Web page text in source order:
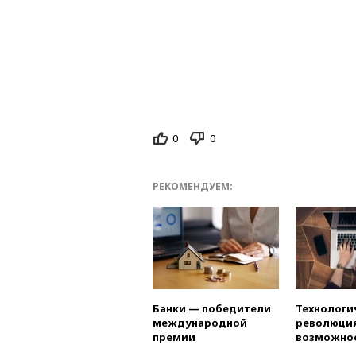
0 0
РЕКОМЕНДУЕМ:
Банки — победители
международной
премии